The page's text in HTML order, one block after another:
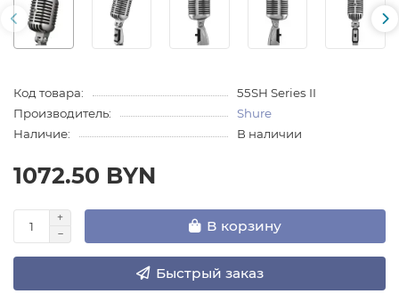
Код товара:
55SH Series II
Производитель:
Shure
Наличие:
В наличии
1072.50 BYN
В корзину
Быстрый заказ